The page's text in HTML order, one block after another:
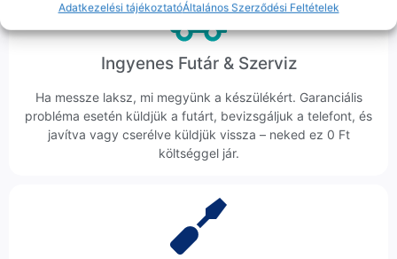
Adatkezelési tájékoztatóÁltalános Szerződési Feltételek
Ingyenes Futár & Szerviz
Ha messze laksz, mi megyünk a készülékért. Garanciális
probléma esetén küldjük a futárt, bevizsgáljuk a telefont, és
javítva vagy cserélve küldjük vissza – neked ez 0 Ft
költséggel jár.